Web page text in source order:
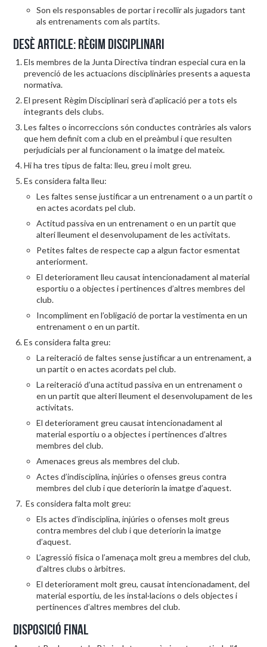
Son els responsables de portar i recollir als jugadors tant
als entrenaments com als partits.
Desè article: Règim disciplinari
Els membres de la Junta Directiva tindran especial cura en la
prevenció de les actuacions disciplinàries presents a aquesta
normativa.
El present Règim Disciplinari serà d’aplicació per a tots els
integrants dels clubs.
Les faltes o incorreccions són conductes contràries als valors
que hem definit com a club en el preàmbul i que resulten
perjudicials per al funcionament o la imatge del mateix.
Hi ha tres tipus de falta: lleu, greu i molt greu.
Es considera falta lleu:
Les faltes sense justificar a un entrenament o a un partit o
en actes acordats pel club.
Actitud passiva en un entrenament o en un partit que
alteri lleument el desenvolupament de les activitats.
Petites faltes de respecte cap a algun factor esmentat
anteriorment.
El deteriorament lleu causat intencionadament al material
esportiu o a objectes i pertinences d’altres membres del
club.
Incompliment en l’obligació de portar la vestimenta en un
entrenament o en un partit.
Es considera falta greu:
La reiteració de faltes sense justificar a un entrenament, a
un partit o en actes acordats pel club.
La reiteració d’una actitud passiva en un entrenament o
en un partit que alteri lleument el desenvolupament de les
activitats.
El deteriorament greu causat intencionadament al
material esportiu o a objectes i pertinences d’altres
membres del club.
Amenaces greus als membres del club.
Actes d’indisciplina, injúries o ofenses greus contra
membres del club i que deteriorin la imatge d’aquest.
Es considera falta molt greu:
Els actes d’indisciplina, injúries o ofenses molt greus
contra membres del club i que deteriorin la imatge
d’aquest.
L’agressió física o l’amenaça molt greu a membres del club,
d’altres clubs o àrbitres.
El deteriorament molt greu, causat intencionadament, del
material esportiu, de les instal·lacions o dels objectes i
pertinences d’altres membres del club.
Disposició final